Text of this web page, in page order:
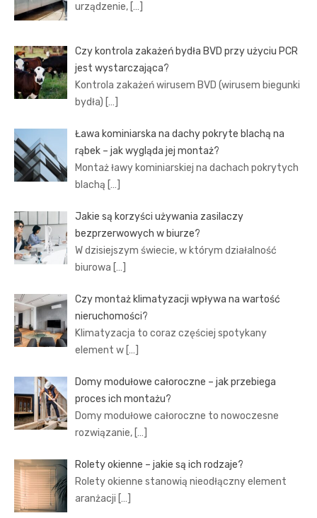
urządzenie, […]
Czy kontrola zakażeń bydła BVD przy użyciu PCR
jest wystarczająca?
Kontrola zakażeń wirusem BVD (wirusem biegunki
bydła) […]
Ława kominiarska na dachy pokryte blachą na
rąbek – jak wygląda jej montaż?
Montaż ławy kominiarskiej na dachach pokrytych
blachą […]
Jakie są korzyści używania zasilaczy
bezprzerwowych w biurze?
W dzisiejszym świecie, w którym działalność
biurowa […]
Czy montaż klimatyzacji wpływa na wartość
nieruchomości?
Klimatyzacja to coraz częściej spotykany
element w […]
Domy modułowe całoroczne – jak przebiega
proces ich montażu?
Domy modułowe całoroczne to nowoczesne
rozwiązanie, […]
Rolety okienne – jakie są ich rodzaje?
Rolety okienne stanowią nieodłączny element
aranżacji […]